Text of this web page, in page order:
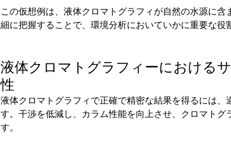
この仮想例は、液体クロマトグラフィが自然の水源に
細に把握することで、環境分析においていかに重要な役
液体クロマトグラフィーにおける
性
液体クロマトグラフィで正確で精密な結果を得るには
す。干渉を低減し、カラム性能を向上させ、クロマトグ
す。